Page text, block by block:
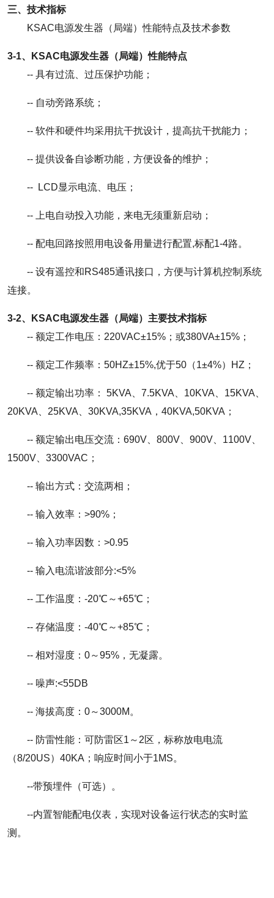
三、技术指标
KSAC电源发生器（局端）性能特点及技术参数
3-1、KSAC电源发生器（局端）性能特点
-- 具有过流、过压保护功能；
-- 自动旁路系统；
-- 软件和硬件均采用抗干扰设计，提高抗干扰能力；
-- 提供设备自诊断功能，方便设备的维护；
-- LCD显示电流、电压；
-- 上电自动投入功能，来电无须重新启动；
-- 配电回路按照用电设备用量进行配置,标配1-4路。
-- 设有遥控和RS485通讯接口，方便与计算机控制系统
连接。
3-2、KSAC电源发生器（局端）主要技术指标
-- 额定工作电压：220VAC±15%；或380VA±15%；
-- 额定工作频率：50HZ±15%,优于50（1±4%）HZ；
-- 额定输出功率： 5KVA、7.5KVA、10KVA、15KVA、
20KVA、25KVA、30KVA,35KVA，40KVA,50KVA；
-- 额定输出电压交流：690V、800V、900V、1100V、
1500V、3300VAC；
-- 输出方式：交流两相；
-- 输入效率：>90%；
-- 输入功率因数：>0.95
-- 输入电流谐波部分:<5%
-- 工作温度：-20℃～+65℃；
-- 存储温度：-40℃～+85℃；
-- 相对湿度：0～95%，无凝露。
-- 噪声:<55DB
-- 海拔高度：0～3000M。
-- 防雷性能：可防雷区1～2区，标称放电电流
（8/20US）40KA；响应时间小于1ΜS。
--带预埋件（可选）。
--内置智能配电仪表，实现对设备运行状态的实时监
测。